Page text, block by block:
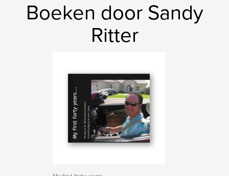
Boeken door Sandy
Ritter